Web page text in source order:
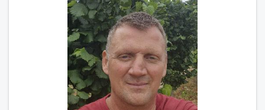
une belle amitié et qu'il n'est jamais trop tard pour
écrire une nouvelle histoire. Si vous aimez les
échanges sincères, les valeurs de respect et de
simplicité, nous pourrions faire connaissance autour
d'un café suivi d'une balade, sans précipitation et
laisser le temps faire le reste. Au plaisir de vous lire.